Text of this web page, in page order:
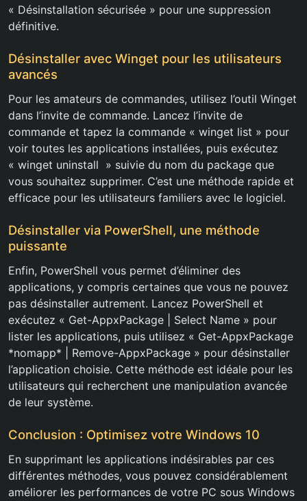
« Désinstallation sécurisée » pour une suppression
définitive.
Désinstaller avec Winget pour les utilisateurs
avancés
Pour les amateurs de commandes, utilisez l’outil Winget
dans l’invite de commande. Lancez l’invite de
commande et tapez la commande « winget list » pour
voir toutes les applications installées, puis exécutez
« winget uninstall » suivie du nom du package que
vous souhaitez supprimer. C’est une méthode rapide et
efficace pour les utilisateurs familiers avec le logiciel.
Désinstaller via PowerShell, une méthode
puissante
Enfin, PowerShell vous permet d’éliminer des
applications, y compris certaines que vous ne pouvez
pas désinstaller autrement. Lancez PowerShell et
exécutez « Get-AppxPackage | Select Name » pour
lister les applications, puis utilisez « Get-AppxPackage
*nomapp* | Remove-AppxPackage » pour désinstaller
l’application choisie. Cette méthode est idéale pour les
utilisateurs qui recherchent une manipulation avancée
de leur système.
Conclusion : Optimisez votre Windows 10
En supprimant les applications indésirables par ces
différentes méthodes, vous pouvez considérablement
améliorer les performances de votre PC sous Windows